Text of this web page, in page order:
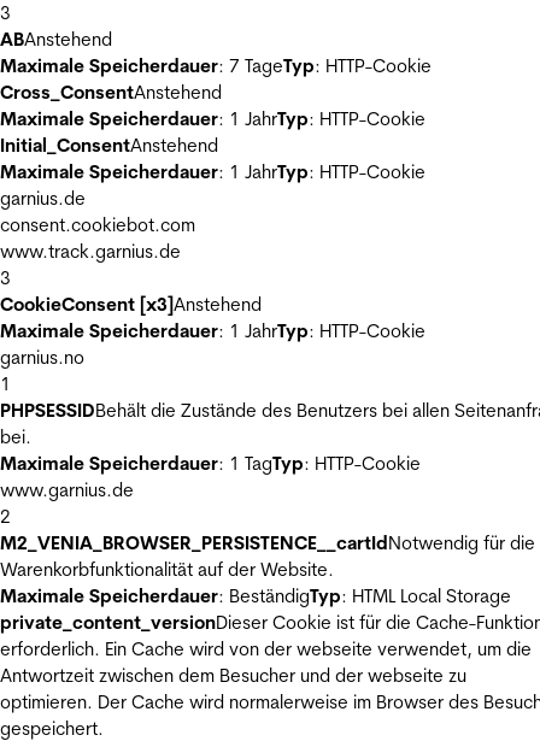
3
ABAnstehend
Maximale Speicherdauer: 7 TageTyp: HTTP-Cookie
Cross_ConsentAnstehend
Maximale Speicherdauer: 1 JahrTyp: HTTP-Cookie
Initial_ConsentAnstehend
Maximale Speicherdauer: 1 JahrTyp: HTTP-Cookie
garnius.de
consent.cookiebot.com
www.track.garnius.de
3
CookieConsent [x3]Anstehend
Maximale Speicherdauer: 1 JahrTyp: HTTP-Cookie
garnius.no
1
PHPSESSIDBehält die Zustände des Benutzers bei allen
bei.
Maximale Speicherdauer: 1 TagTyp: HTTP-Cookie
www.garnius.de
2
M2_VENIA_BROWSER_PERSISTENCE__cartIdNotwendig für die
Warenkorbfunktionalität auf der Website.
Maximale Speicherdauer: BeständigTyp: HTML Local Storage
private_content_versionDieser Cookie ist für die Cache-
erforderlich. Ein Cache wird von der webseite verwendet, um die
Antwortzeit zwischen dem Besucher und der webseite zu
optimieren. Der Cache wird normalerweise im Browser des
gespeichert.